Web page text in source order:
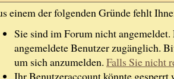
einem der folgenden Gründe fehlt
Sie sind im Forum nicht
angemeldete Benutzer zugänglich.
um sich anzumelden. Falls Sie nicht
Ihr Benutzeraccount könnte gesperrt